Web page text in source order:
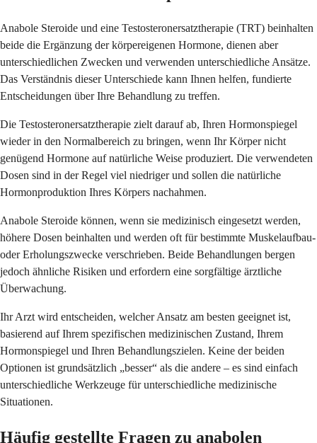
Anabole Steroide und eine Testosteronersatztherapie (TRT) beinhalten
beide die Ergänzung der körpereigenen Hormone, dienen aber
unterschiedlichen Zwecken und verwenden unterschiedliche Ansätze.
Das Verständnis dieser Unterschiede kann Ihnen helfen, fundierte
Entscheidungen über Ihre Behandlung zu treffen.
Die Testosteronersatztherapie zielt darauf ab, Ihren Hormonspiegel
wieder in den Normalbereich zu bringen, wenn Ihr Körper nicht
genügend Hormone auf natürliche Weise produziert. Die verwendeten
Dosen sind in der Regel viel niedriger und sollen die natürliche
Hormonproduktion Ihres Körpers nachahmen.
Anabole Steroide können, wenn sie medizinisch eingesetzt werden,
höhere Dosen beinhalten und werden oft für bestimmte Muskelaufbau-
oder Erholungszwecke verschrieben. Beide Behandlungen bergen
jedoch ähnliche Risiken und erfordern eine sorgfältige ärztliche
Überwachung.
Ihr Arzt wird entscheiden, welcher Ansatz am besten geeignet ist,
basierend auf Ihrem spezifischen medizinischen Zustand, Ihrem
Hormonspiegel und Ihren Behandlungszielen. Keine der beiden
Optionen ist grundsätzlich „besser“ als die andere – es sind einfach
unterschiedliche Werkzeuge für unterschiedliche medizinische
Situationen.
Häufig gestellte Fragen zu anabolen